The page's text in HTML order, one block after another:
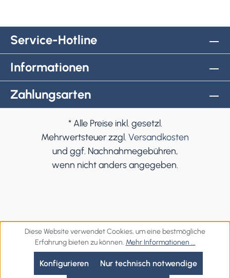
Service-Hotline
Informationen
Zahlungsarten
* Alle Preise inkl. gesetzl.
Mehrwertsteuer zzgl. Versandkosten
und ggf. Nachnahmegebühren,
wenn nicht anders angegeben.
Diese Website verwendet Cookies, um eine bestmögliche
Erfahrung bieten zu können. Mehr Informationen ...
Nur technisch notwendige
Konfigurieren